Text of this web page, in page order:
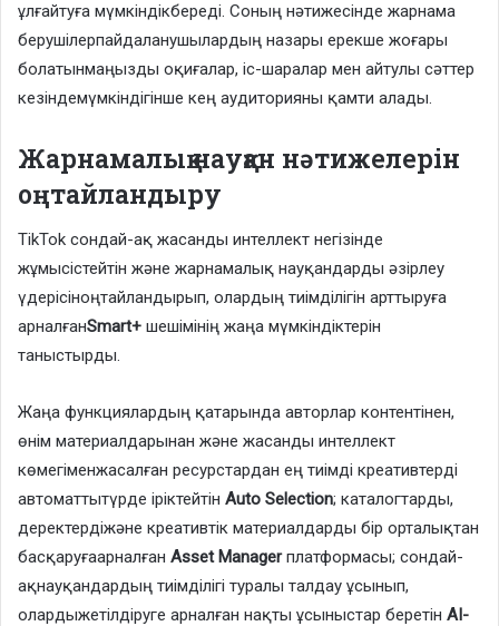
ұлғайтуға мүмкіндікбереді. Соның нәтижесінде жарнама
берушілерпайдаланушылардың назары ерекше жоғары
болатынмаңызды оқиғалар, іс-шаралар мен айтулы сәттер
кезіндемүмкіндігінше кең аудиторияны қамти алады.
Жарнамалық науқан нәтижелерін
оңтайландыру
TikTok сондай-ақ жасанды интеллект негізінде
жұмысістейтін және жарнамалық науқандарды әзірлеу
үдерісіноңтайландырып, олардың тиімділігін арттыруға
арналғанSmart+ шешімінің жаңа мүмкіндіктерін
таныстырды.
Жаңа функциялардың қатарында авторлар контентінен,
өнім материалдарынан және жасанды интеллект
көмегіменжасалған ресурстардан ең тиімді креативтерді
автоматтытүрде іріктейтін Auto Selection; каталогтарды,
деректердіжәне креативтік материалдарды бір орталықтан
басқаруғаарналған Asset Managerплатформасы; сондай-
ақнауқандардың тиімділігі туралы талдау ұсынып,
олардыжетілдіруге арналған нақты ұсыныстар беретін AI-